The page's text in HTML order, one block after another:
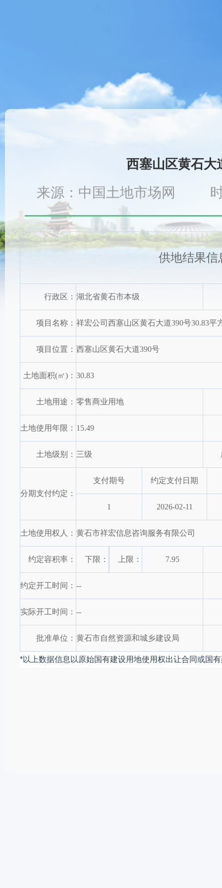
西塞山区黄石大
来源：中国土地市场网 时
供地结果信
行政区： 湖北省黄石市本级
项目名称： 祥宏公司西塞山区黄石大道390号30.83
项目位置： 西塞山区黄石大道390号
土地面积(㎡)： 30.83
土地用途： 零售商业用地
土地使用年限： 15.49
土地级别： 三级
分期支付约定：
支付期号 约定支付日期
1 2026-02-11
土地使用权人： 黄石市祥宏信息咨询服务有限公司
约定容积率： 下限： 上限： 7.95
约定开工时间： --
实际开工时间： --
批准单位： 黄石市自然资源和城乡建设局
*以上数据信息以原始国有建设用地使用权出让合同或国